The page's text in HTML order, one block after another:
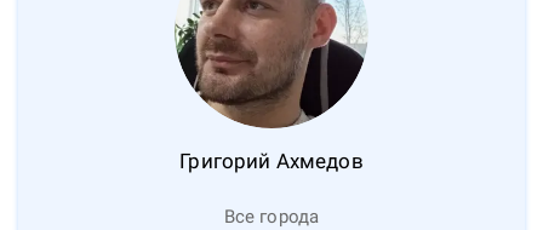
Григорий Ахмедов
Все города